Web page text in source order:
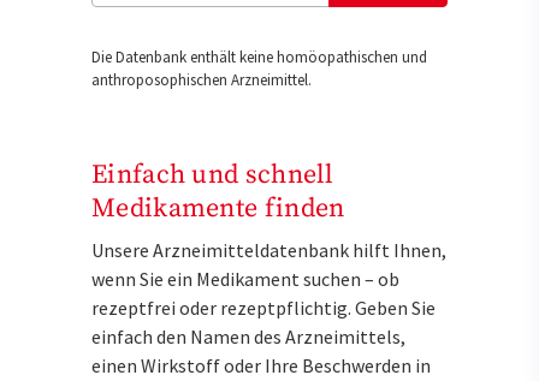
Die Datenbank enthält keine homöopathischen und
anthroposophischen Arzneimittel.
Einfach und schnell
Medikamente finden
Unsere Arzneimitteldatenbank hilft Ihnen,
wenn Sie ein Medikament suchen – ob
rezeptfrei oder rezeptpflichtig. Geben Sie
einfach den Namen des Arzneimittels,
einen Wirkstoff oder Ihre Beschwerden in